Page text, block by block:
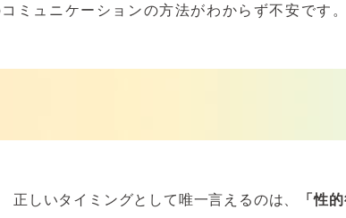
ミュニケーションの方法がわからず不安です。
正しいタイミングとして唯一言えるのは、 「性